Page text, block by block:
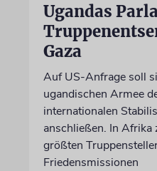
Ugandas
Gaza
Auf US-Anfrage soll
ugandischen Armee
internationalen
anschließen. In Afrika
größten
Friedensmissionen